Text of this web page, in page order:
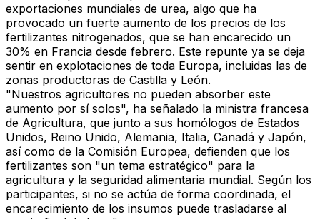
exportaciones mundiales de urea, algo que ha
provocado un fuerte aumento de los precios de los
fertilizantes nitrogenados, que se han encarecido un
30% en Francia desde febrero. Este repunte ya se deja
sentir en explotaciones de toda Europa, incluidas las de
zonas productoras de Castilla y León.
"Nuestros agricultores no pueden absorber este
aumento por sí solos", ha señalado la ministra francesa
de Agricultura, que junto a sus homólogos de Estados
Unidos, Reino Unido, Alemania, Italia, Canadá y Japón,
así como de la Comisión Europea, defienden que los
fertilizantes son "un tema estratégico" para la
agricultura y la seguridad alimentaria mundial. Según los
participantes, si no se actúa de forma coordinada, el
encarecimiento de los insumos puede trasladarse al